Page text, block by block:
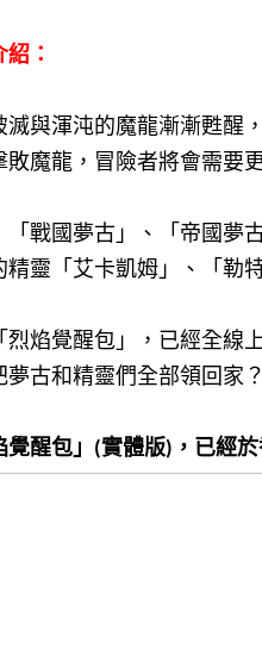
：
滅與渾沌的魔龍漸漸甦醒
敗魔龍，冒險者將會需要
「戰國夢古」、「帝國夢
精靈「艾卡凱姆」、「勒
烈焰覺醒包」，已經全線
夢古和精靈們全部領回家
覺醒包」 (實體版) ，已經